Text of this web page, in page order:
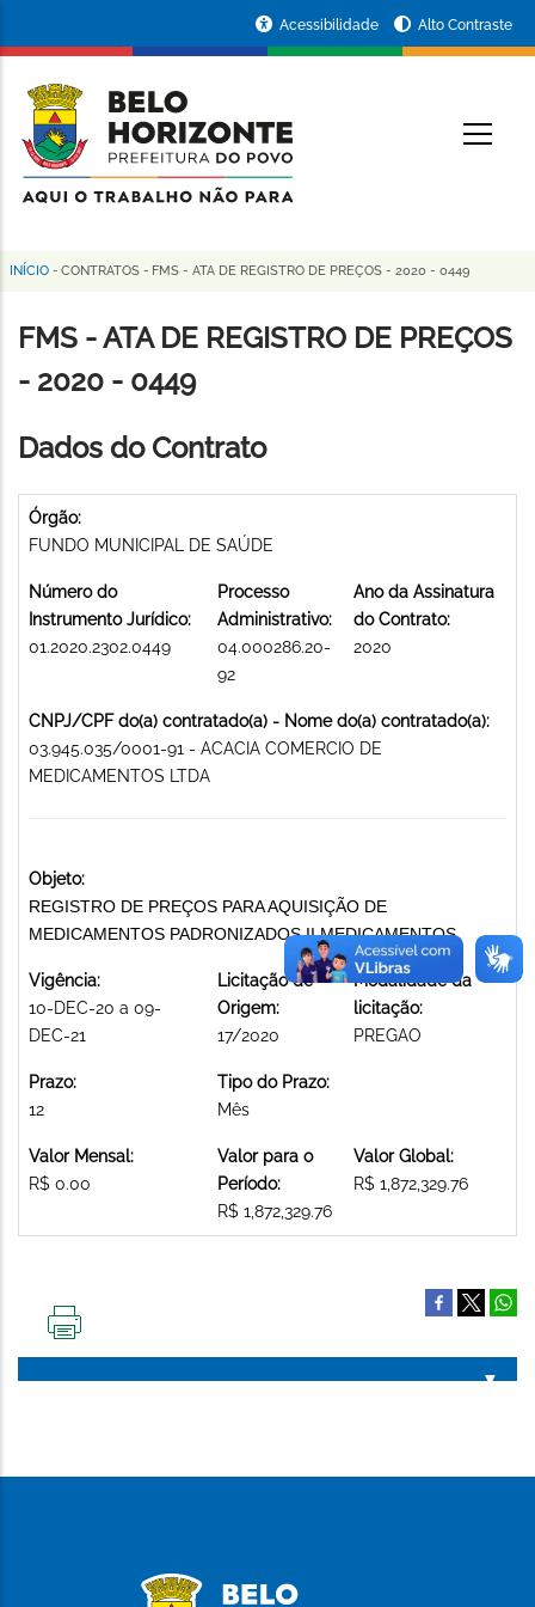
conteúdo
principal
da
Prefeitura
de
Horizonte
Acessibilidade Alto Contraste
Trilha
de
navegação
INÍCIO - CONTRATOS - FMS - ATA DE REGISTRO DE PREÇOS - 2020 - 0449
FMS - ATA DE REGISTRO DE PREÇOS
- 2020 - 0449
Dados do Contrato
Órgão:
FUNDO MUNICIPAL DE SAÚDE
Número do
Instrumento Jurídico:
01.2020.2302.0449
Processo
Administrativo:
04.000286.20-
92
Ano da Assinatura
do Contrato:
2020
CNPJ/CPF do(a) contratado(a) - Nome do(a) contratado(a):
03.945.035/0001-91 - ACACIA COMERCIO DE
MEDICAMENTOS LTDA
Objeto:
REGISTRO DE PREÇOS PARA AQUISIÇÃO DE
MEDICAMENTOS PADRONIZADOS II MEDICAMENTOS
Vigência:
10-DEC-20 a 09-
DEC-21
Licitação de
Origem:
17/2020
Modalidade da
licitação:
PREGAO
Prazo:
12
Tipo do Prazo:
Mês
Valor Mensal:
R$ 0.00
Valor para o
Período:
R$ 1,872,329.76
Valor Global:
R$ 1,872,329.76
PÁGINA